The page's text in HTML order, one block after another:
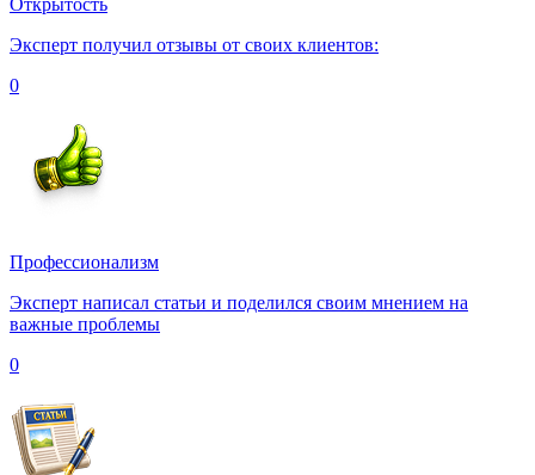
Эксперт получил отзывы от своих клиентов:
0
Профессионализм
Эксперт написал статьи и поделился своим мнением на
важные проблемы
0